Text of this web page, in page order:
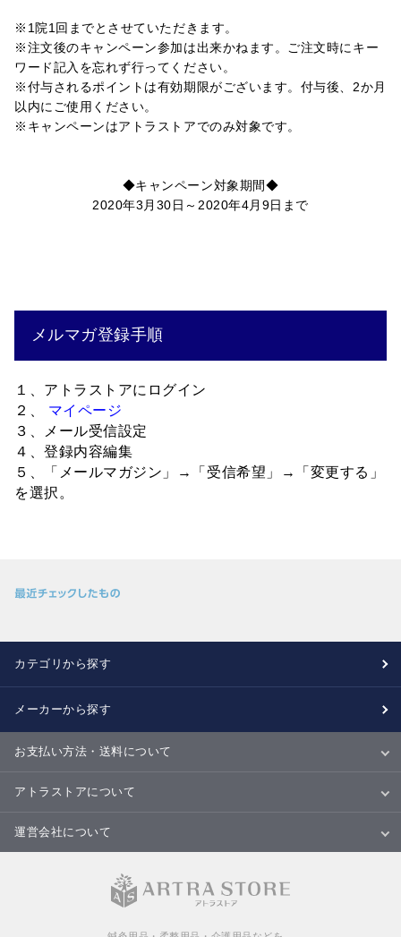
※1院1回までとさせていただきます。
※注文後のキャンペーン参加は出来かねます。ご注文時にキー
ワード記入を忘れず行ってください。
※付与されるポイントは有効期限がございます。付与後、2か月
以内にご使用ください。
※キャンペーンはアトラストアでのみ対象です。
◆キャンペーン対象期間◆
2020年3月30日～2020年4月9日まで
メルマガ登録手順
１、アトラストアにログイン
２、 マイページ
３、メール受信設定
４、登録内容編集
５、「メールマガジン」→「受信希望」→「変更する」
を選択。
カテゴリから探す
メーカーから探す
お支払い方法・送料について
お支払い方法
送料について
配送・納期
キャンセル・返品・交換について
アトラストアについて
当サイトについて
ご利用規約
ご利用ガイド
Ｑ＆Ａ
商品のご提案について
運営会社について
特定商取引法に基づく表記
個人情報の取扱いについて